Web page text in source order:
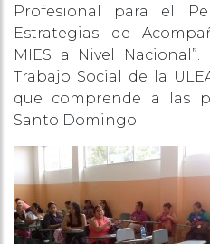
Profesional para el
Estrategias de
MIES a Nivel
Trabajo Social de la
que comprende a las
Santo Domingo.